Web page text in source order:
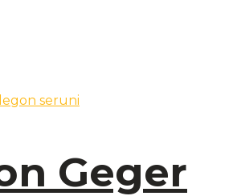
Geger